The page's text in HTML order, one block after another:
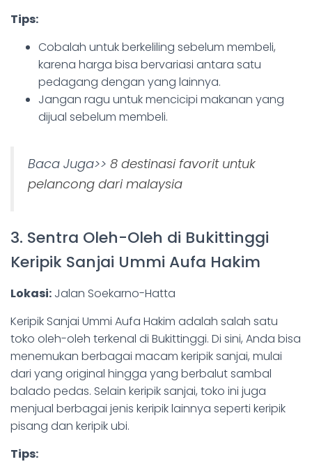
Tips:
Cobalah untuk berkeliling sebelum membeli,
karena harga bisa bervariasi antara satu
pedagang dengan yang lainnya.
Jangan ragu untuk mencicipi makanan yang
dijual sebelum membeli.
Baca Juga>> 8 destinasi favorit untuk
pelancong dari malaysia
3. Sentra Oleh-Oleh di Bukittinggi
Keripik Sanjai Ummi Aufa Hakim
Lokasi: Jalan Soekarno-Hatta
Keripik Sanjai Ummi Aufa Hakim adalah salah satu
toko oleh-oleh terkenal di Bukittinggi. Di sini, Anda bisa
menemukan berbagai macam keripik sanjai, mulai
dari yang original hingga yang berbalut sambal
balado pedas. Selain keripik sanjai, toko ini juga
menjual berbagai jenis keripik lainnya seperti keripik
pisang dan keripik ubi.
Tips: